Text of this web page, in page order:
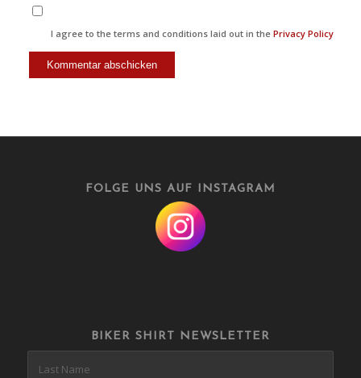
I agree to the terms and conditions laid out in thePrivacy Policy
FOLGE UNS AUF INSTAGRAM
BIKER SHIRT NEWSLETTER